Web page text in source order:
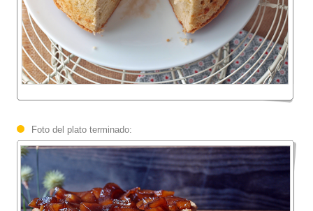
Foto del plato terminado: